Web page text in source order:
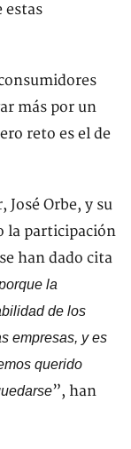
estas
más por un
reto es el de
Orbe, y su
la participación
han dado cita
la
de los
empresas, y es
querido
”, han